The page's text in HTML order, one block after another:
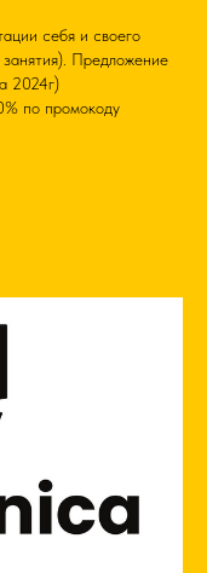
себя и своего
Предложение
2024г)
по промокоду